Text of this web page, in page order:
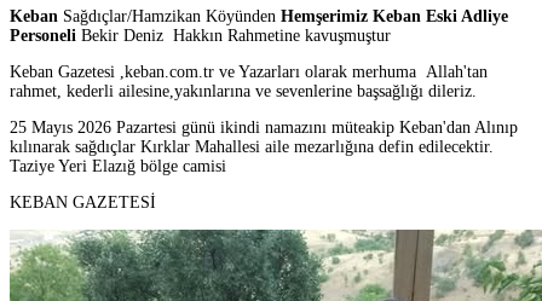
Keban Sağdıçlar/Hamzikan Köyünden Hemşerimiz Keban Eski Adliye
Personeli Bekir Deniz Hakkın Rahmetine kavuşmuştur
Keban Gazetesi ,keban.com.tr ve Yazarları olarak merhuma Allah'tan
rahmet, kederli ailesine,yakınlarına ve sevenlerine başsağlığı dileriz.
25 Mayıs 2026 Pazartesi günü ikindi namazını müteakip Keban'dan Alınıp
kılınarak sağdıçlar Kırklar Mahallesi aile mezarlığına defin edilecektir.
Taziye Yeri Elazığ bölge camisi
KEBAN GAZETESİ